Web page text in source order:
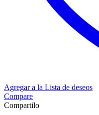
Agregar a la Lista de deseos
Compare
Compartilo